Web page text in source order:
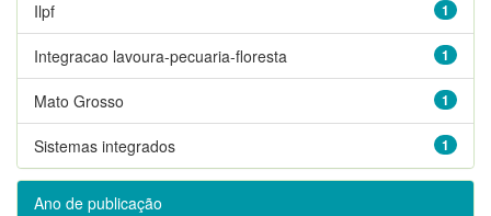
1
Ilpf
1
Integracao lavoura-pecuaria-floresta
1
Mato Grosso
1
Sistemas integrados
Ano de publicação